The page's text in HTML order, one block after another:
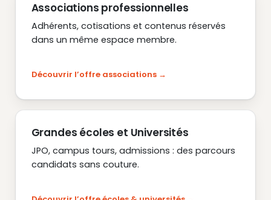
Associations professionnelles
Adhérents, cotisations et contenus réservés
dans un même espace membre.
Découvrir l’offre associations
Grandes écoles et Universités
JPO, campus tours, admissions : des parcours
candidats sans couture.